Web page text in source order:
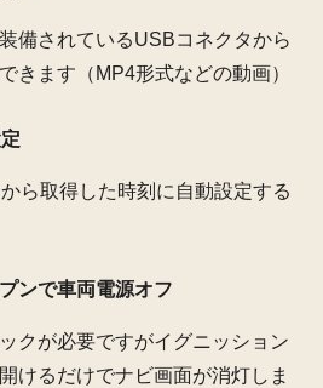
備されているUSBコネクタから
きます（MP4形式などの動画）
ら取得した時刻に自動設定する
ンで車両電源オフ
クが必要ですがイグニッション
けるだけでナビ画面が消灯しま